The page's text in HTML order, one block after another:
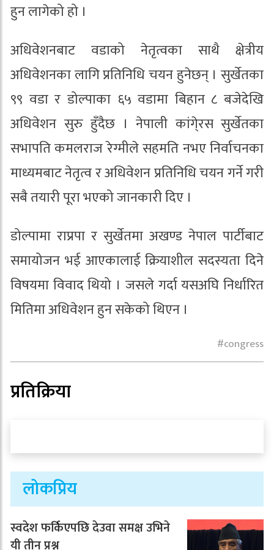
हुन लागेको हो ।
अधिवेशनबाट वडाको नेतृत्वका साथै क्षेत्रीय
अधिवेशनका लागि प्रतिनिधि चयन हुनेछन् । सुर्खेतका
९९ वडा र डोल्पाका ६५ वडामा बिहान ८ बजेदेखि
अधिवेशन सुरु हुँदैछ । नेपाली कांगे्रस सुर्खेतका
सभापति कमलराज रेग्मीले सहमति नभए निर्वाचनका
माध्यमबाट नेतृत्व र अधिवेशन प्रतिनिधि चयन गर्ने गरी
सबै तयारी पूरा भएको जानकारी दिए ।
डोल्पामा राप्रपा र सुर्खेतमा अखण्ड नेपाल पार्टीबाट
समायोजन भई आएकालाई क्रियाशील सदस्यता दिने
विषयमा विवाद थियो । जसले गर्दा यसअघि निर्धारित
मितिमा अधिवेशन हुन सकेको थिएन ।
congress
प्रतिक्रिया
लोकप्रिय
स्वदेश फर्किएपछि देउवा समक्ष उभिने